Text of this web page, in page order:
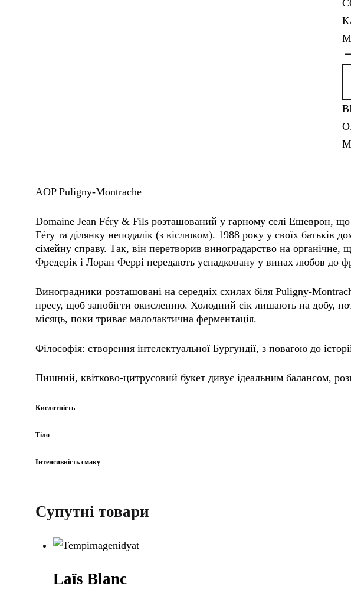
AOP Puligny-Montrache
Domaine Jean Féry & Fils розташований у гарному селі Ешеврон, що
Féry та ділянку неподалік (з віслюком). 1988 року у своїх
сімейну справу. Так, він перетворив виноградарство на
Фредерік і Лоран Феррі передають успадковану у винах любов до
Виноградники розташовані на середніх схилах біля Puligny-
пресу, щоб запобігти окисленню. Холодний сік лишають на добу,
місяць, поки триває малолактична ферментація.
Філософія: створення інтелектуальної Бургундії, з повагою до
Пишний, квітково-цитрусовий букет дивує ідеальним балансом,
Кислотність
Тіло
Інтенсивність смаку
Супутні товари
Laїs Blanc